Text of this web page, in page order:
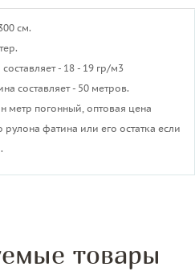
см.
- 18 - 19 гр/м3
составляет - 50 метров.
метр погонный, оптовая цена
рулона фатина или его остатка если
товары